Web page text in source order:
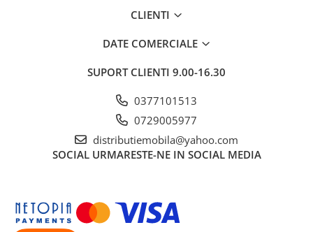
CLIENTI
DATE COMERCIALE
SUPORT CLIENTI 9.00-16.30
0377101513
0729005977
distributiemobila@yahoo.com
SOCIAL URMARESTE-NE IN SOCIAL MEDIA